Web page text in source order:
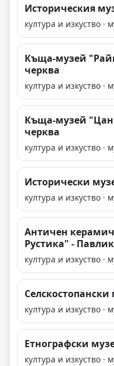
Историческия
култура и изкуство ·
Къща-музей
черква
култура и изкуство ·
Къща-музей
черква
култура и изкуство ·
Исторически
култура и изкуство ·
Античен
Рустика" -
култура и изкуство ·
култура и изкуство ·
Етнографски
култура и изкуство ·